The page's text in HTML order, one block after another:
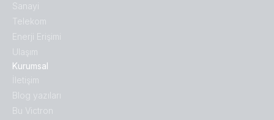
Sanayi
Telekom
Enerji Erişimi
Ulaşım
Kurumsal
İletişim
Blog yazıları
Bu Victron